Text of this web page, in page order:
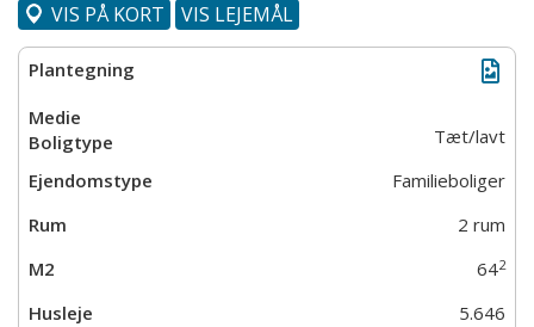
VIS PÅ KORT VIS LEJEMÅL
Tæt/lavt
Familieboliger
2 rum
642
5.646